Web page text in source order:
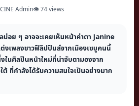
Admin👁 74 views
บ่อย ๆ อาจจะเคยเห็นหน้าค่าตา Janine
เพลงชาวฟิลิปปินส์จากเมืองเซบูคนนี้
ในศิลปินหน้าใหม่ที่น่าจับตามองจาก
ต้ ที่กำลังได้รับความสนใจเป็นอย่างมาก